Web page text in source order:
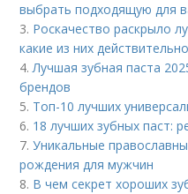
выбрать подходящую для
3. Роскачество раскрыло
какие из них
4.Лучшая зубная паста
брендов
5. Топ-10 лучших
6. 18 лучших зубных паст:
7.Уникальные
рождения для мужчин
8. В чем секрет хороших